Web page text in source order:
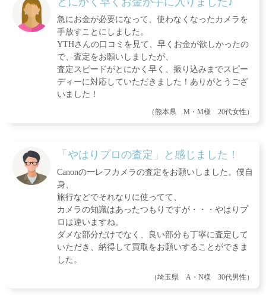
急にお金が必要になって、使わなくなったカメラを
手放すことにしました。
YTHさんの口コミを見て、早くお金が欲しかったの
で、査定をお願いしましたが、
査定スピードがとにかく早く、振り込みまでスピー
ディーに対応していただきました！ありがとうござ
いました！
（熊本県 M・M様 20代女性）
「やはりプロの査定」と感じました！
Canonの一レフカメラの査定をお願いしました。僕自
身、
旅行などでそれなりに使ってて、
カメラの知識はあったつもりですが・・・やはりプ
ロは違いますね。
ダメな部分だけでなく、良い部分も丁寧に査定して
いただき、納得して買取をお願いすることができま
した。
（埼玉県 A・N様 30代男性）